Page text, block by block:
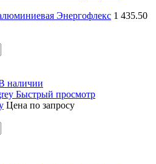
Энергофлекс 1 435.50
наличии
Быстрый просмотр
Цена по запросу